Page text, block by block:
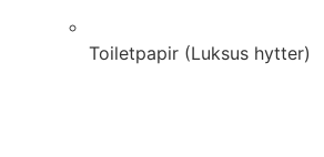
Toiletpapir (Luksus hytter)